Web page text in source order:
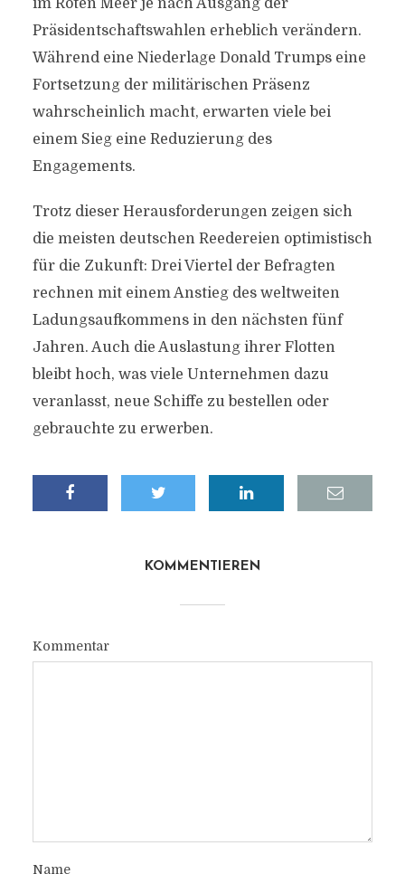
im Roten Meer je nach Ausgang der
Präsidentschaftswahlen erheblich verändern.
Während eine Niederlage Donald Trumps eine
Fortsetzung der militärischen Präsenz
wahrscheinlich macht, erwarten viele bei
einem Sieg eine Reduzierung des
Engagements.
Trotz dieser Herausforderungen zeigen sich
die meisten deutschen Reedereien optimistisch
für die Zukunft: Drei Viertel der Befragten
rechnen mit einem Anstieg des weltweiten
Ladungsaufkommens in den nächsten fünf
Jahren. Auch die Auslastung ihrer Flotten
bleibt hoch, was viele Unternehmen dazu
veranlasst, neue Schiffe zu bestellen oder
gebrauchte zu erwerben.
KOMMENTIEREN
Kommentar
Name